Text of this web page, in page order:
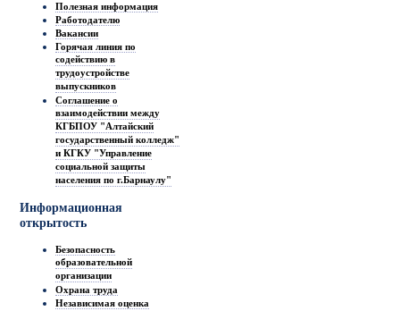
Полезная информация
Работодателю
Вакансии
Горячая линия по
содействию в
трудоустройстве
выпускников
Соглашение о
взаимодействии между
КГБПОУ "Алтайский
государственный колледж"
и КГКУ "Управление
социальной защиты
населения по г.Барнаулу"
Информационная
открытость
Безопасность
образовательной
организации
Охрана труда
Независимая оценка